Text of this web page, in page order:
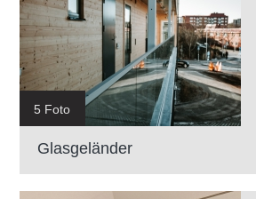
5 Foto
Glasgeländer